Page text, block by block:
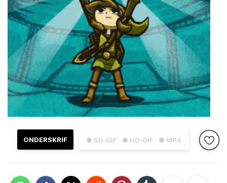
● SD-GIF ● HD-GIF ● MP4
ONDERSKRIF